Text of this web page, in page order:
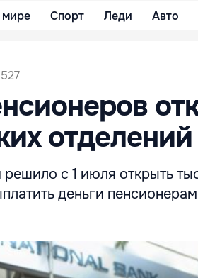
мире Спорт Леди Авто
отделений
с 1 июля открыть
деньги